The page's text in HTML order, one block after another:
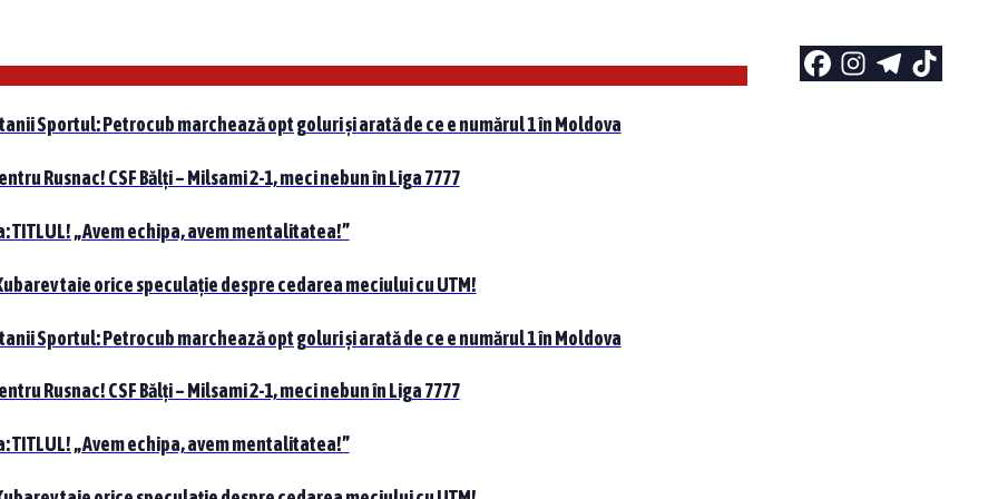
Sportul: Petrocub marchează opt goluri și arată de ce e numărul 1 în Moldova
Rusnac! CSF Bălți – Milsami 2-1, meci nebun în Liga 7777
TITLUL! „Avem echipa, avem mentalitatea!”
taie orice speculație despre cedarea meciului cu UTM!
Sportul: Petrocub marchează opt goluri și arată de ce e numărul 1 în Moldova
Rusnac! CSF Bălți – Milsami 2-1, meci nebun în Liga 7777
TITLUL! „Avem echipa, avem mentalitatea!”